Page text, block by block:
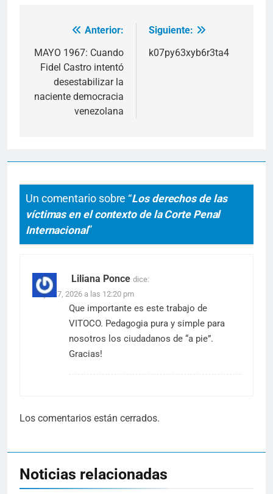
Navegación
de
entradas
Anterior:
MAYO 1967: Cuando
Fidel Castro intentó
desestabilizar la
naciente democracia
venezolana
Siguiente:
k07py63xyb6r3ta4
Un comentario sobre “Los derechos de las
víctimas en el contexto de la Corte Penal
Internacional”
Liliana Ponce dice:
mayo 27, 2026 a las 12:20 pm
Que importante es este trabajo de
VITOCO. Pedagogia pura y simple para
nosotros los ciudadanos de “a pie”.
Gracias!
Los comentarios están cerrados.
Noticias relacionadas